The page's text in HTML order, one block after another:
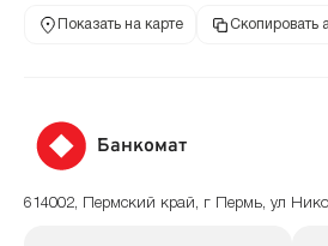
Показать на карте Скопировать
Банкомат
614002, Пермский край, г Пермь, ул